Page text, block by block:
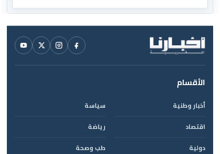
الأقسام
أخبار وطنية
سياسة
اقتصاد
رياضة
دولية
طب وصحة